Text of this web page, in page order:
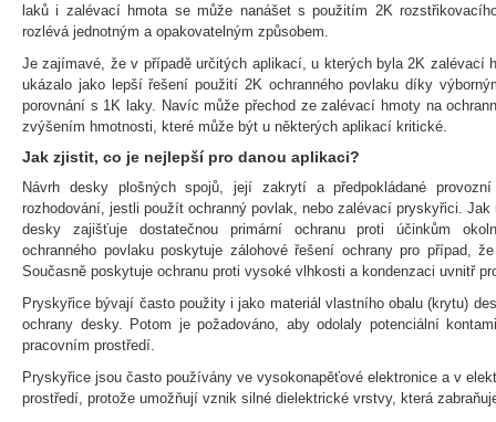
laků i zalévací hmota se může nanášet s použitím 2K
rozlévá jednotným a opakovatelným způsobem.
Je zajímavé, že v případě určitých aplikací, u kterých byla 2K zalévací
ukázalo jako lepší řešení použití 2K ochranného povlaku díky
porovnání s 1K laky. Navíc může přechod ze zalévací hmoty na
zvýšením hmotnosti, které může být u některých aplikací kritické.
Jak zjistit, co je nejlepší pro danou aplikaci?
Návrh desky plošných spojů, její zakrytí a předpokládané
rozhodování, jestli použít ochranný povlak, nebo zalévací pryskyřici.
desky zajišťuje dostatečnou primární ochranu proti účinkům
ochranného povlaku poskytuje zálohové řešení ochrany pro případ,
Současně poskytuje ochranu proti vysoké vlhkosti a kondenzaci uvnitř
Pryskyřice bývají často použity i jako materiál vlastního obalu (krytu)
ochrany desky. Potom je požadováno, aby odolaly potenciální
pracovním prostředí.
Pryskyřice jsou často používány ve vysokonapěťové elektronice a v
prostředí, protože umožňují vznik silné dielektrické vrstvy, která